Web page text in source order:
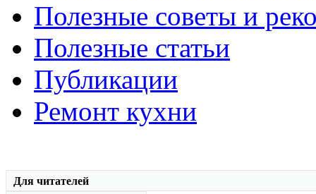
Полезные советы и
Полезные статьи
Публикации
Ремонт кухни
Для читателей